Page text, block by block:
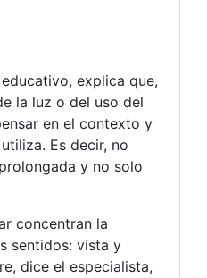
explica que,
la luz o del uso del
en el contexto y
Es decir, no
y no solo
concentran la
sentidos: vista y
dice el especialista,